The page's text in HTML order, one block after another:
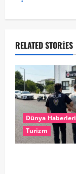
RELATED STORIES
Dünya Haberleri
Turizm